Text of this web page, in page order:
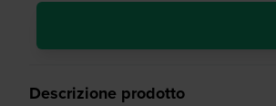
Descrizione prodotto